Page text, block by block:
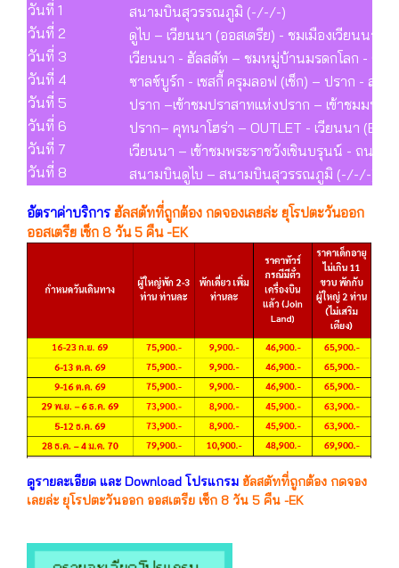
วันที่ 1
สนามบินสุวรรณภูมิ (-/-/-)
วันที่ 2
ดูไบ – เวียนนา (ออสเตรีย) - ชมเมืองเวียนนา
วันที่ 3
เวียนนา - ฮัลสตัท – ชมหมู่บ้านมรดกโลก - ซา
วันที่ 4
ซาลซ์บูร์ก - เชสกี้ ครุมลอฟ (เช็ก) – ปราก - สะ
วันที่ 5
ปราก –เข้าชมปราสาทแห่งปราก – เข้าชมมห
วันที่ 6
ปราก– คุทนาโฮร่า – OUTLET - เวียนนา (B/
วันที่ 7
เวียนนา – เข้าชมพระราชวังเชินบรุนน์ - ถนน
วันที่ 8
สนามบินดูไบ – สนามบินสุวรรณภูมิ (-/-/-)
อัตราค่าบริการ ฮัลสตัทที่ถูกต้อง กดจองเลยล่ะ ยุโรปตะวันออก
ออสเตรีย เช็ก 8 วัน 5 คืน -EK
ดูรายละเอียด และ Download โปรแกรม ฮัลสตัทที่ถูกต้อง กดจอง
เลยล่ะ ยุโรปตะวันออก ออสเตรีย เช็ก 8 วัน 5 คืน -EK